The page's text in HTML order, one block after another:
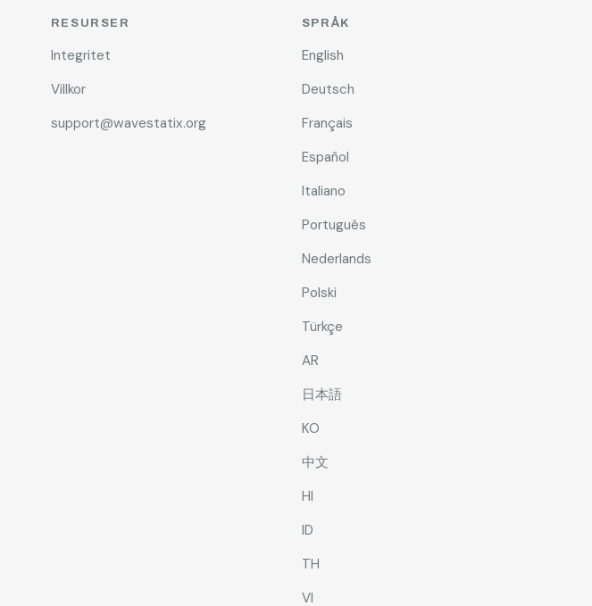
RESURSER
Integritet
Villkor
support@wavestatix.org
SPRÅK
English
Deutsch
Français
Español
Italiano
Português
Nederlands
Polski
Türkçe
AR
日本語
KO
中文
HI
ID
TH
VI